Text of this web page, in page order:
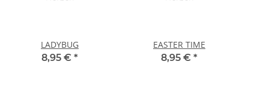
LADYBUG
8,95 € *
EASTER TIME
8,95 € *